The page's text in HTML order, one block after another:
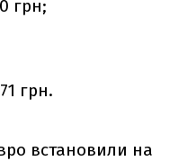
грн;
грн.
встановили на